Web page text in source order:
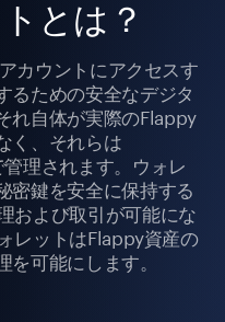
とは？
カウントにアクセスす
るための安全なデジタ
れ自体が実際のFlappy
く、それらは
理されます。ウォレ
密鍵を安全に保持する
および取引が可能にな
レットはFlappy資産の
可能にします。